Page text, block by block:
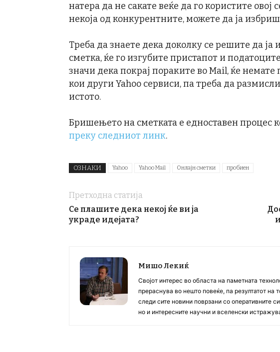
натера да не сакате веќе да го користите
некоја од конкурентните, можете да ја
Треба да знаете дека доколку се решите да ја
сметка, ќе го изгубите пристапот и
значи дека покрај пораките во Mail, ќе
кои други Yahoo сервиси, па треба да
истото.
Бришењето на сметката е едноставен процес
преку следниот линк.
ОЗНАКИ Yahoo Yahoo Mail Онлајн сметки пробиен
Претходна статија
Се плашите дека некој ќе ви ја
украде идејата?
Мишо Лекиќ
Својот интерес во областа на паметната
прераснува во нешто повеќе, па резултатот на
следи сите новини поврзани со оперативните
но и интересните научни и вселенски